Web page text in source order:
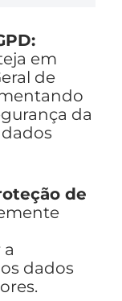
em
de
da
de
dados